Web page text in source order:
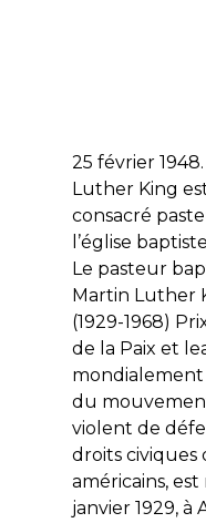
25 février
Luther King
consacré
l’église
Le pasteur
Martin Luther
(1929-1968)
de la Paix et
du
violent de
droits civiques
américains, est
janvier 1929, à